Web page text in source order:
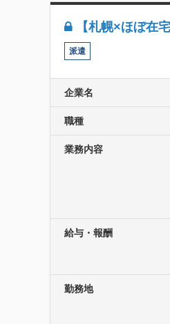
【札幌×ほぼ在
派遣
企業名
職種
業務内容
給与・報酬
勤務地